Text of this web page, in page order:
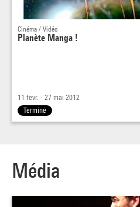
samedi 18 février, 18h, Cinéma 1
présentés par Ilan Nguyên
Cinéma / Vidéo
Planète Manga !
11 févr. - 27 mai 2012
Terminé
Média